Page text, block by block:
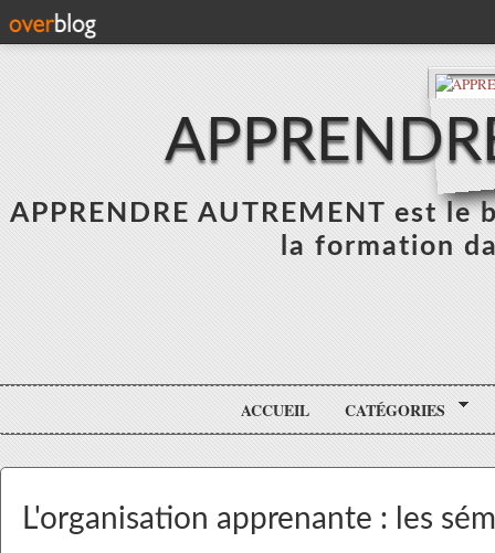
APPRENDRE AUTREMENT est
la formation
ACCUEIL CATÉGORIES
L'organisation apprenante : les